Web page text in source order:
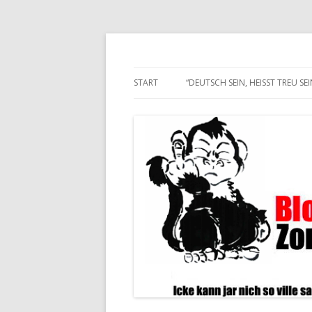
START “DEUTSCH SEIN, HEISST TREU